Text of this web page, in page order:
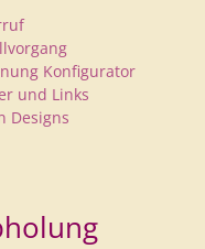
Konfigurator
und Links
Designs